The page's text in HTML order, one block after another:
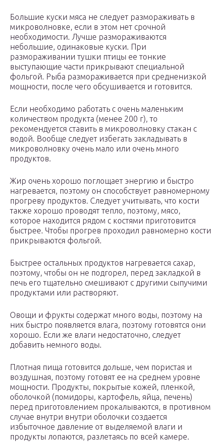
Большие куски мяса не следует размораживать в
микроволновке, если в этом нет срочной
необходимости. Лучше размораживаются
небольшие, одинаковые куски. При
размораживании тушки птицы ее тонкие
выступающие части прикрывают специальной
фольгой. Рыба размораживается при средненизкой
мощности, после чего обсушивается и готовится.
Если необходимо работать с очень маленьким
количеством продукта (менее 200 г), то
рекомендуется ставить в микроволновку стакан с
водой. Вообще следует избегать закладывать в
микроволновку очень мало или очень много
продуктов.
Жир очень хорошо поглощает энергию и быстро
нагревается, поэтому он способствует равномерному
прогреву продуктов. Следует учитывать, что кости
также хорошо проводят тепло, поэтому, мясо,
которое находится рядом с костями приготовится
быстрее. Чтобы прогрев проходил равномерно кости
прикрываются фольгой.
Быстрее остальных продуктов нагревается сахар,
поэтому, чтобы он не подгорел, перед закладкой в
печь его тщательно смешивают с другими сыпучими
продуктами или растворяют.
Овощи и фрукты содержат много воды, поэтому на
них быстро появляется влага, поэтому готовятся они
хорошо. Если же влаги недостаточно, следует
добавить немного воды.
Плотная пища готовится дольше, чем пористая и
воздушная, поэтому готовят ее на среднем уровне
мощности. Продукты, покрытые кожей, пленкой,
оболочкой (помидоры, картофель, яйца, печень)
перед приготовлением прокалываются, в противном
случае внутри внутри оболочки создается
избыточное давление от выделяемой влаги и
продукты лопаются, разлетаясь по всей камере.